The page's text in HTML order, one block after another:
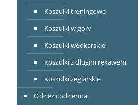
Koszulki treningowe
Koszulki w góry
Koszulki wędkarskie
Koszulki z długim rękawem
Koszulki żeglarskie
Odzież codzienna